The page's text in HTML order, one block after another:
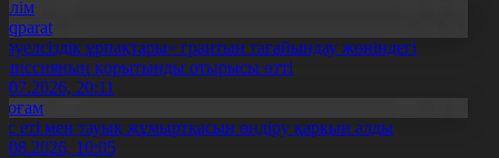
ұрпақтары» грантын тағайындау жөніндегі
қорытынды отырысы өтті
20:11
еті мен тауық жұмыртқасын өндіру қарқын алды
10:05